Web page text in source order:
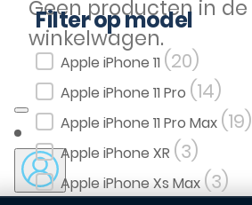
Geen producten in de
winkelwagen.
Filter op model
Filter op model
Apple iPhone 11 (20)
Apple iPhone 11 Pro (14)
Apple iPhone 11 Pro Max (19)
Apple iPhone XR (3)
Apple iPhone Xs Max (3)